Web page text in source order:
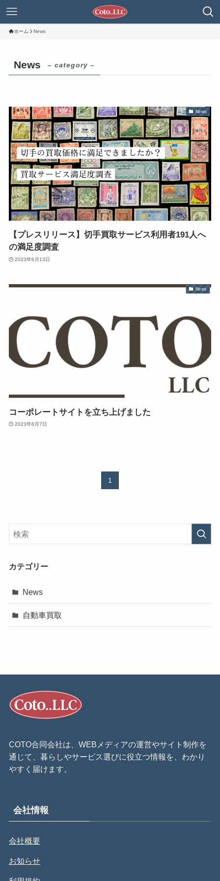
ホーム News
News – category –
News
【プレスリリース】切手買取サービス利用者191人へ
の満足度調査
2023年6月13日
News
コーポレートサイトを立ち上げました
2023年6月7日
1
カテゴリー
News
自動車買取
COTO合同会社は、WEBメディアの運営やサイト制作を
通じて、暮らしやサービス選びに役立つ情報を、わかり
やすく届けます。
会社情報
会社概要
お知らせ